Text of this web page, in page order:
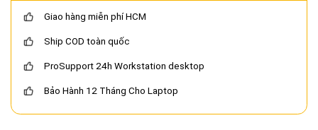
Giao hàng miễn phí HCM
Ship COD toàn quốc
ProSupport 24h Workstation desktop
Bảo Hành 12 Tháng Cho Laptop